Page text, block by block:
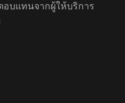
อบแทนจากผู้ให้บริการ